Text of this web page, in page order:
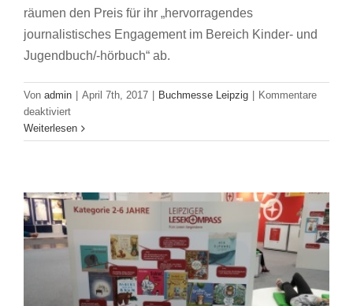
räumen den Preis für ihr „hervorragendes
journalistisches Engagement im Bereich Kinder- und
Jugendbuch/-hörbuch“ ab.
Von admin April 7th, 2017 Buchmesse Leipzig
Kommentare
deaktiviertfür
Verleihung
des
2017
Weiterlesen
Leipziger Lesekompass – Die Ausstellung